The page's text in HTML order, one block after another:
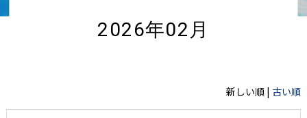
2026年02月
新しい順 | 古い順